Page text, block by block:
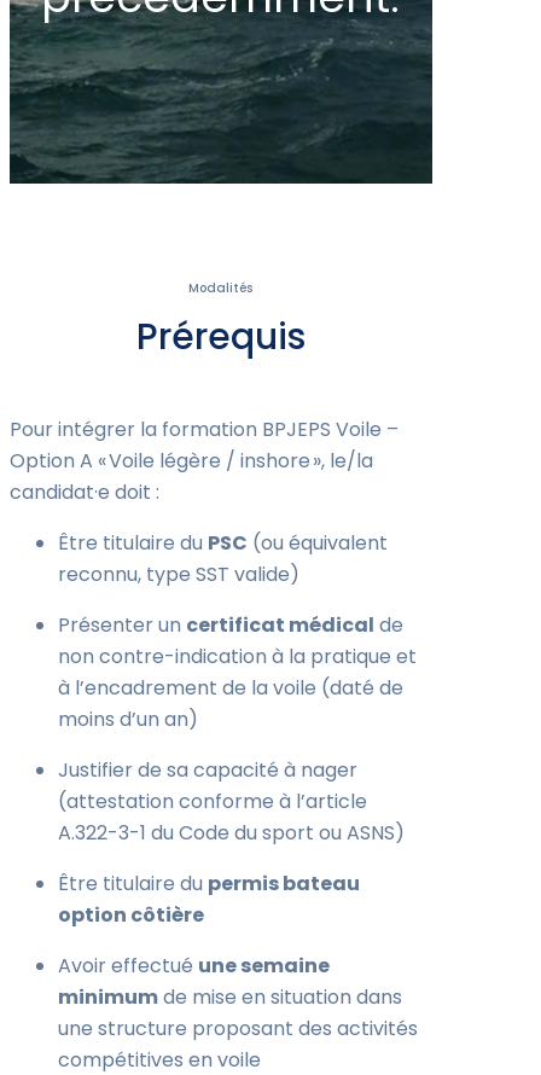
Modalités
Prérequis
Pour intégrer la formation BPJEPS Voile –
Option A « Voile légère / inshore », le/la
candidat·e doit :
Être titulaire du PSC (ou équivalent
reconnu, type SST valide)
Présenter un certificat médical de
non contre-indication à la pratique et
à l’encadrement de la voile (daté de
moins d’un an)
Justifier de sa capacité à nager
(attestation conforme à l’article
A.322-3-1 du Code du sport ou ASNS)
Être titulaire du permis bateau
option côtière
Avoir effectué une semaine
minimumde mise en situation dans
une structure proposant des activités
compétitives en voile